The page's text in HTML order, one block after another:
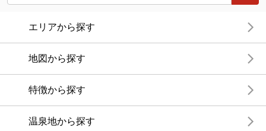
エリアから探す
地図から探す
特徴から探す
温泉地から探す